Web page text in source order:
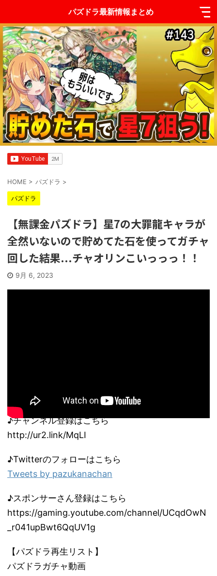
パズドラ最新情報まとめ
HOME > パズドラ >
パズドラ
【無課金パズドラ】星7の大罪龍キャラが
全然いないので貯めてた石を使ってガチャ
回した結果...チャオリンこいっっっ！！
9月 6, 2023
♪チャンネル登録はこちら
http://ur2.link/MqLI
♪Twitterのフォローはこちら
Tweets by pazukanachan
♪スポンサーさん登録はこちら
https://gaming.youtube.com/channel/UCqdOwN
_r041upBwt6QqUV1g
【パズドラ再生リスト】
パズドラガチャ動画